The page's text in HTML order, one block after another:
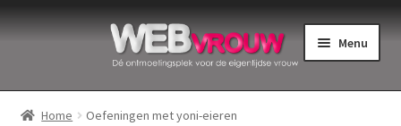
Ga
Ga
Menu
Home
Home Oefeningen met yoni-eieren